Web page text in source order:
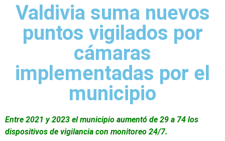
Valdivia suma nuevos
puntos vigilados por
cámaras
implementadas por el
municipio
Entre 2021 y 2023 el municipio aumentó de 29 a 74 los
dispositivos de vigilancia con monitoreo 24/7.